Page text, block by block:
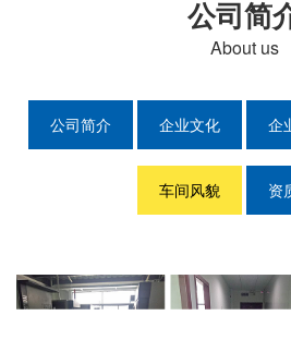
公司简
About us
公司简介 企业文化 企
车间风貌 资